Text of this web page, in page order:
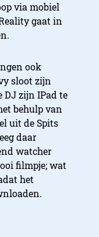
via mobiel
gaat in
ook
sloot zijn
DJ zijn IPad te
behulp van
uit de Spits
daar
watcher
filmpje; wat
het